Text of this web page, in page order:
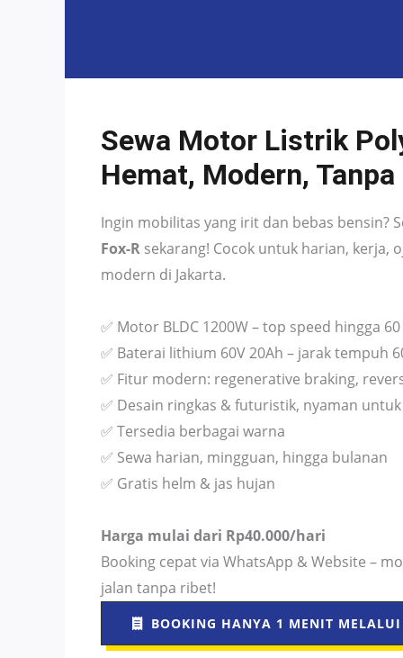
Sewa Motor Listrik
Hemat, Modern,
Ingin mobilitas yang irit dan bebas bensin?
Fox-R sekarang! Cocok untuk harian, kerja,
modern di Jakarta.
✅ Motor BLDC 1200W – top speed hingga
✅ Baterai lithium 60V 20Ah – jarak tempuh
✅ Fitur modern: regenerative braking,
✅ Desain ringkas & futuristik, nyaman
✅ Tersedia berbagai warna
✅ Sewa harian, mingguan, hingga bulanan
✅ Gratis helm & jas hujan
Harga mulai dari Rp40.000/hari
Booking cepat via WhatsApp & Website –
jalan tanpa ribet!
BOOKING HANYA 1 MENIT